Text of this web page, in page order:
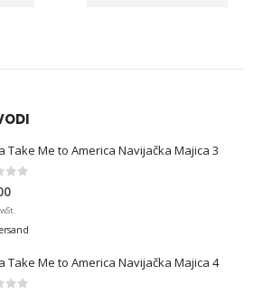
Take Me to America Navijačka Majica 3
5
Take Me to America Navijačka Majica 4